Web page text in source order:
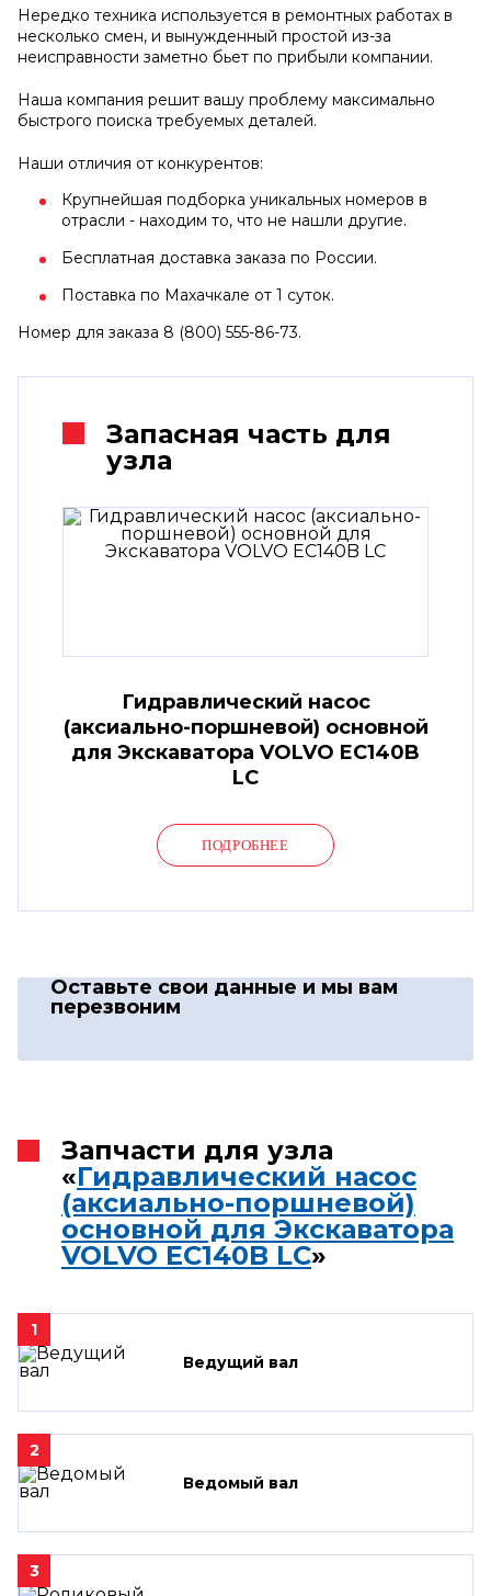
Нередко техника используется в ремонтных работах в
несколько смен, и вынужденный простой из-за
неисправности заметно бьет по прибыли компании.
Наша компания решит вашу проблему максимально
быстрого поиска требуемых деталей.
Наши отличия от конкурентов:
Крупнейшая подборка уникальных номеров в
отрасли - находим то, что не нашли другие.
Бесплатная доставка заказа по России.
Поставка по Махачкале от 1 суток.
Номер для заказа 8 (800) 555-86-73.
Запасная часть для
узла
Гидравлический насос
(аксиально-поршневой) основной
для Экскаватора VOLVO EC140B
LC
ПОДРОБНЕЕ
Оставьте свои данные и мы вам
перезвоним
Запчасти для узла
«Гидравлический насос
(аксиально-поршневой)
основной для Экскаватора
VOLVO EC140B LC»
1
Ведущий вал
2
Ведомый вал
3